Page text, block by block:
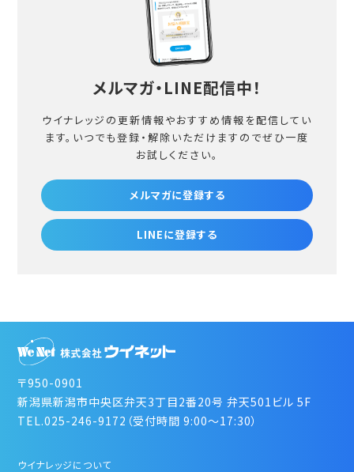
メルマガ・LINE配信中！
ウイナレッジの更新情報やおすすめ情報を配信してい
ます。 いつでも登録・解除いただけますのでぜひ一度
お試しください。
メルマガに登録する
LINEに登録する
〒950-0901
新潟県新潟市中央区弁天3丁目2番20号 弁天501ビル 5F
TEL.025-246-9172（受付時間 9:00～17:30）
ウイナレッジについて